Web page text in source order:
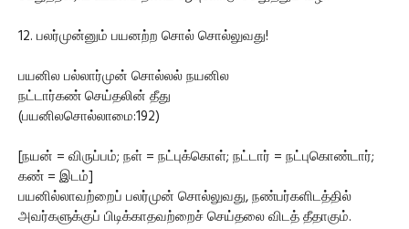
12. பலர்முன்னும் பயனற்ற சொல் சொல்லுவது!
பயனில பல்லார்முன் சொல்லல் நயனில
நட்டார்கண் செய்தலின் தீது
(பயனிலசொல்லாமை:192)
[நயன் = விருப்பம்; நள் = நட்புக்கொள்; நட்டார் = நட்புகொண்டார்;
கண் = இடம்]
பயனில்லாவற்றைப் பலர்முன் சொல்லுவது, நண்பர்களிடத்தில்
அவர்களுக்குப் பிடிக்காதவற்றைச் செய்தலை விடத் தீதாகும்.